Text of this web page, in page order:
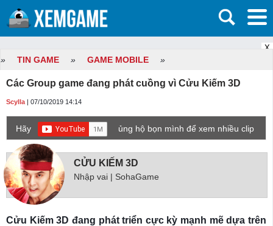
X
» TIN GAME » GAME MOBILE »
Các Group game đang phát cuồng vì Cửu Kiếm 3D
Scylla | 07/10/2019 14:14
Hãy
ủng hộ bọn mình để xem nhiều clip
game mới hơn nhé!
CỬU KIẾM 3D
Nhập vai | SohaGame
Cửu Kiếm 3D đang phát triển cực kỳ mạnh mẽ dựa trên